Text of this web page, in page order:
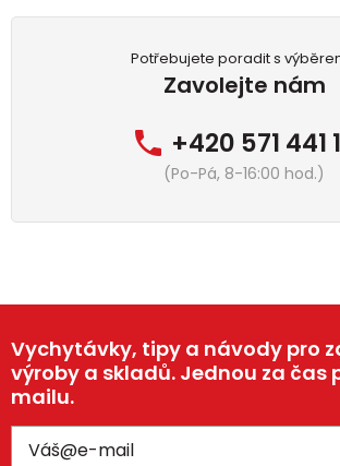
Potřebujete poradit s
Zavolejte nám
+420 571 441
(Po-Pá, 8-16:00 hod.)
Vychytávky, tipy a návody pro
výroby a skladů. Jednou za čas
mailu.